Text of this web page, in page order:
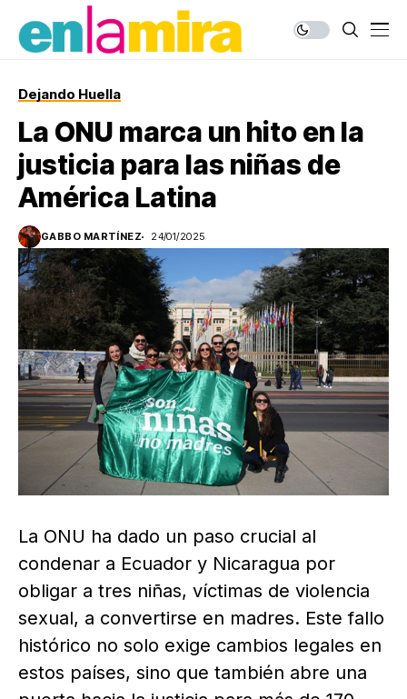
Dejando Huella
La ONU marca un hito en la
justicia para las niñas de
América Latina
GABBO MARTÍNEZ 24/01/2025
La ONU ha dado un paso crucial al
condenar a Ecuador y Nicaragua por
obligar a tres niñas, víctimas de violencia
sexual, a convertirse en madres. Este fallo
histórico no solo exige cambios legales en
estos países, sino que también abre una